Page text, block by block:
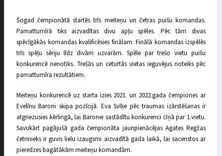
Šogad čempionātā startēs trīs meiteņu un četras puišu komandas.
Pamatturnīrā tiks aizvadītas divu apļu spēles. Pēc tām divas
spēcīgākās komandas kvalificēsies finālam. Finālā komandas izspēlēs
trīs spēļu sēriju līdz divām uzvarām. Spēle par trešo vietu puišu
konkurencē nenotiks. Trešās un ceturtās vietas ieguvējus noteiks pēc
pamatturnīra rezultātiem.
Meiteņu konkurencē uz starta izies 2021. un 2022.gada čempiones ar
Evelīnu Baroni skipa pozīcijā. Eva Svīķe pēc traumas izārstēšanas ir
atgriezusies kērlingā, lai Baronei sastādītu konkurenci cīņā par 1.vietu.
Savukārt pagājušā gada čempionāta jaunpienācējas Agates Regžas
četrinieks ir guvis lielu izaugsmi aizvadītā gada laikā, lai sacenstos ar
pieredzes bagātākām meiteņu komandām.